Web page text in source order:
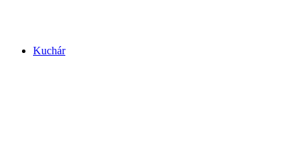
Kuchár